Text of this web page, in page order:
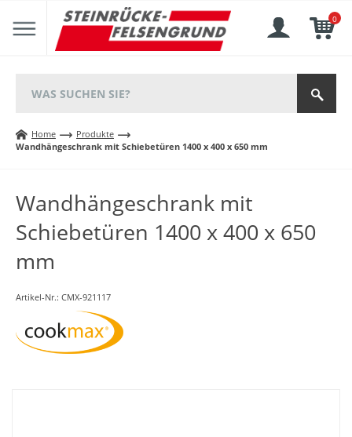
0
Home
Produkte
Wandhängeschrank mit Schiebetüren 1400 x 400 x 650 mm
Wandhängeschrank mit
Schiebetüren 1400 x 400 x 650
mm
Artikel-Nr.: CMX-921117